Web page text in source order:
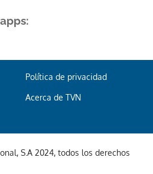
Política de privacidad
Acerca de TVN
S.A 2024, todos los derechos